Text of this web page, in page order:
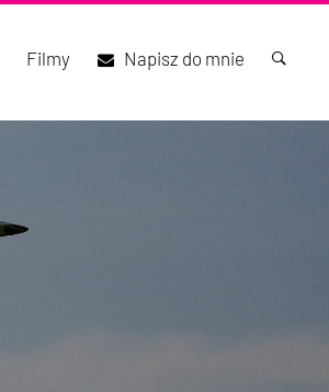
Filmy Napisz do mnie